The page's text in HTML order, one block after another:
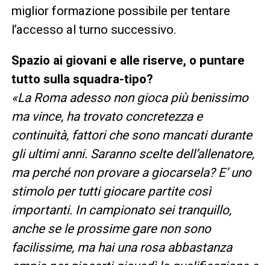
miglior formazione possibile per tentare
l’accesso al turno successivo.
Spazio ai giovani e alle riserve, o puntare
tutto sulla squadra-tipo?
«La Roma adesso non gioca più benissimo
ma vince, ha trovato concretezza e
continuità, fattori che sono mancati durante
gli ultimi anni. Saranno scelte dell’allenatore,
ma perché non provare a giocarsela? E’ uno
stimolo per tutti giocare partite così
importanti. In campionato sei tranquillo,
anche se le prossime gare non sono
facilissime, ma hai una rosa abbastanza